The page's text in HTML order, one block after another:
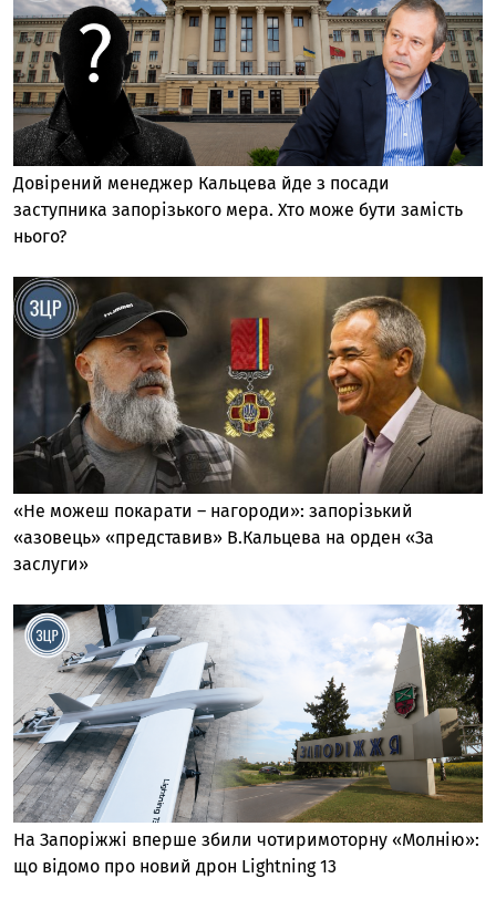
Довірений менеджер Кальцева йде з посади
заступника запорізького мера. Хто може бути замість
нього?
«Не можеш покарати – нагороди»: запорізький
«азовець» «представив» В.Кальцева на орден «За
заслуги»
На Запоріжжі вперше збили чотиримоторну «Молнію»:
що відомо про новий дрон Lightning 13